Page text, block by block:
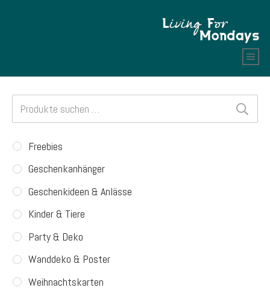
Suchen
nach:
Freebies
Geschenkanhänger
Geschenkideen & Anlässe
Kinder & Tiere
Party & Deko
Wanddeko & Poster
Weihnachtskarten